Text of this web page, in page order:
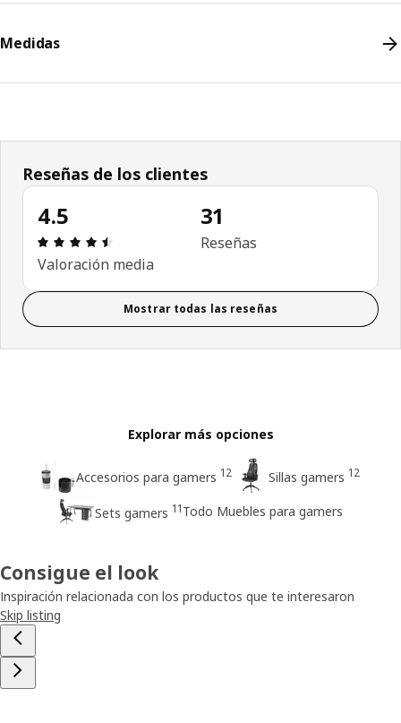
Medidas
Reseñas de los clientes
4.5
Revisión: 4.5 fuera de 5 estrellas. Revisiones
Valoración media
31
Reseñas
Mostrar todas las reseñas
Explorar más opciones
Accesorios para gamers 12 Sillas gamers 12
Sets gamers 11Todo Muebles para gamers
Consigue el look
Inspiración relacionada con los productos que te interesaron
Skip listing